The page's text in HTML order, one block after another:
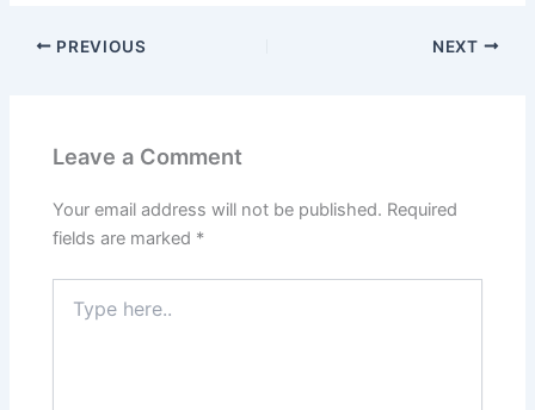
PREVIOUS NEXT
Leave a Comment
Your email address will not be published. Required
fields are marked *
here..